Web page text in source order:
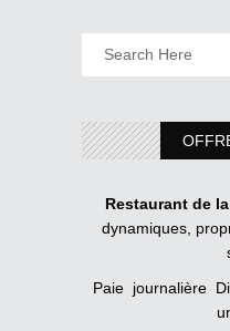
Restaurant de
dynamiques,
Paie journalière